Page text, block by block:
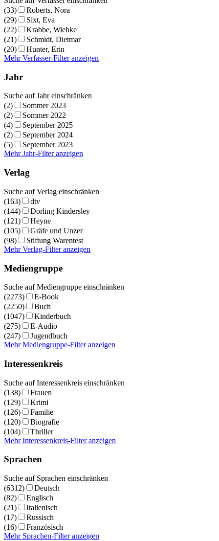
(33)
Roberts, Nora
(29)
Sixt, Eva
(22)
Krabbe, Wiebke
(21)
Schmidt, Dietmar
(20)
Hunter, Erin
Mehr Verfasser-Filter anzeigen
Jahr
Suche auf Jahr einschränken
(2)
Sommer 2023
(2)
Sommer 2022
(4)
September 2025
(2)
September 2024
(5)
September 2023
Mehr Jahr-Filter anzeigen
Verlag
Suche auf Verlag einschränken
(163)
dtv
(144)
Dorling Kindersley
(121)
Heyne
(105)
Gräfe und Unzer
(98)
Stiftung Warentest
Mehr Verlag-Filter anzeigen
Mediengruppe
Suche auf Mediengruppe einschränken
(2273)
E-Book
(2250)
Buch
(1047)
Kinderbuch
(275)
E-Audio
(247)
Jugendbuch
Mehr Mediengruppe-Filter anzeigen
Interessenkreis
Suche auf Interessenkreis einschränken
(138)
Frauen
(129)
Krimi
(126)
Familie
(120)
Biografie
(104)
Thriller
Mehr Interessenkreis-Filter anzeigen
Sprachen
Suche auf Sprachen einschränken
(6312)
Deutsch
(82)
Englisch
(21)
Italienisch
(17)
Russisch
(16)
Französisch
Mehr Sprachen-Filter anzeigen